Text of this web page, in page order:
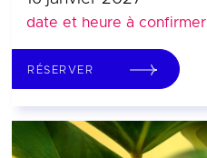
date et heure à confirmer
RÉSERVER